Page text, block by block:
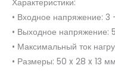
Характеристики:
• Входное напряжение:
• Выходное
• Максимальный ток
• Размеры: 50 x 28 x 13 мм